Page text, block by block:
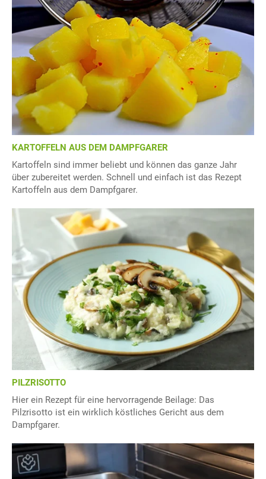
KARTOFFELN AUS DEM DAMPFGARER
Kartoffeln sind immer beliebt und können das ganze Jahr
über zubereitet werden. Schnell und einfach ist das Rezept
Kartoffeln aus dem Dampfgarer.
PILZRISOTTO
Hier ein Rezept für eine hervorragende Beilage: Das
Pilzrisotto ist ein wirklich köstliches Gericht aus dem
Dampfgarer.